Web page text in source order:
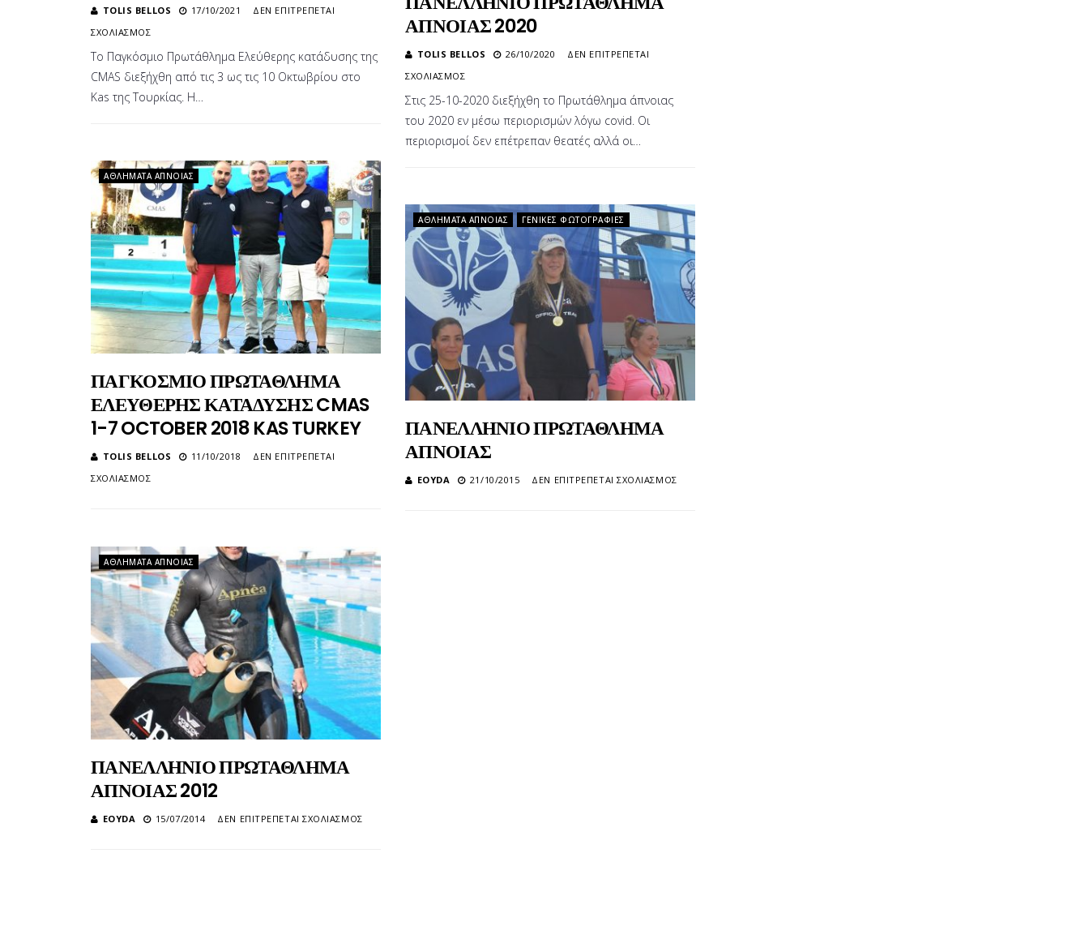
TOLIS BELLOS 17/10/2021
ΔΕΝ ΕΠΙΤΡΈΠΕΤΑΙ
ΣΧΟΛΙΑΣΜΌΣ
ΠΡΩΤΆΘΛΗΜΑ
ΕΛΕΎΘΕΡΗΣ
ΚΑΤΆΔΥΣΗΣ
Το Παγκόσμιο Πρωτάθλημα Ελεύθερης κατάδυσης της
CMAS διεξήχθη από τις 3 ως τις 10 Οκτωβρίου στο
Kas της Τουρκίας. Η…
ΑΠΝΟΙΑΣ 2020
TOLIS BELLOS 26/10/2020
ΔΕΝ ΕΠΙΤΡΈΠΕΤΑΙ
ΣΧΟΛΙΑΣΜΌΣ
ΠΡΩΤΑΘΛΗΜΑ
ΑΠΝΟΙΑΣ
2020
Στις 25-10-2020 διεξήχθη το Πρωτάθλημα άπνοιας
του 2020 εν μέσω περιορισμών λόγω covid. Οι
περιορισμοί δεν επέτρεπαν θεατές αλλά οι…
ΑΘΛΉΜΑΤΑ ΆΠΝΟΙΑΣ
ΠΑΓΚΟΣΜΙΟ ΠΡΩΤΑΘΛΗΜΑ
ΕΛΕΥΘΕΡΗΣ ΚΑΤΑΔΥΣΗΣ CMAS
1-7 OCTOBER 2018 KAS TURKEY
TOLIS BELLOS 11/10/2018
ΔΕΝ ΕΠΙΤΡΈΠΕΤΑΙ
ΣΧΟΛΙΑΣΜΌΣ
CMAS
1-
7
OCTOBER
2018
KAS
TURKEY
ΑΘΛΉΜΑΤΑ ΆΠΝΟΙΑΣ ΓΕΝΙΚΈΣ ΦΩΤΟΓΡΑΦΊΕΣ
ΠΑΝΕΛΛΗΝΙΟ ΠΡΩΤΑΘΛΗΜΑ
ΑΠΝΟΙΑΣ
EOYDA 21/10/2015 ΔΕΝ ΕΠΙΤΡΈΠΕΤΑΙ ΣΧΟΛΙΑΣΜΌΣ
ΑΘΛΉΜΑΤΑ ΆΠΝΟΙΑΣ
ΠΑΝΕΛΛΗΝΙΟ ΠΡΩΤΑΘΛΗΜΑ
ΑΠΝΟΙΑΣ 2012
EOYDA 15/07/2014 ΔΕΝ ΕΠΙΤΡΈΠΕΤΑΙ ΣΧΟΛΙΑΣΜΌΣ